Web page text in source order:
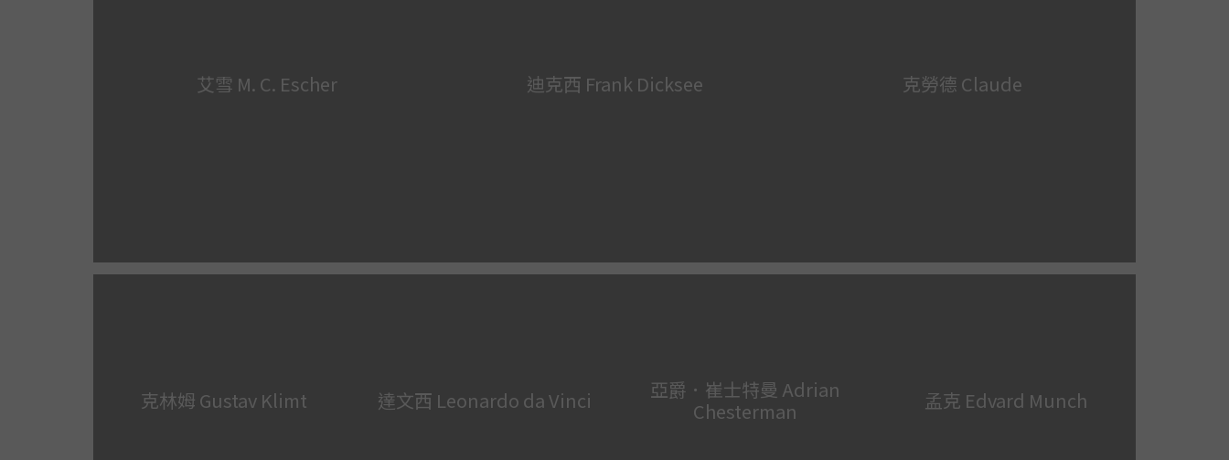
艾雪 M. C. Escher 迪克西 Frank Dicksee 克勞德 Claude
克林姆 Gustav Klimt 達文西 Leonardo da Vinci
亞爵．崔士特曼 Adrian
Chesterman
孟克 Edvard Munch